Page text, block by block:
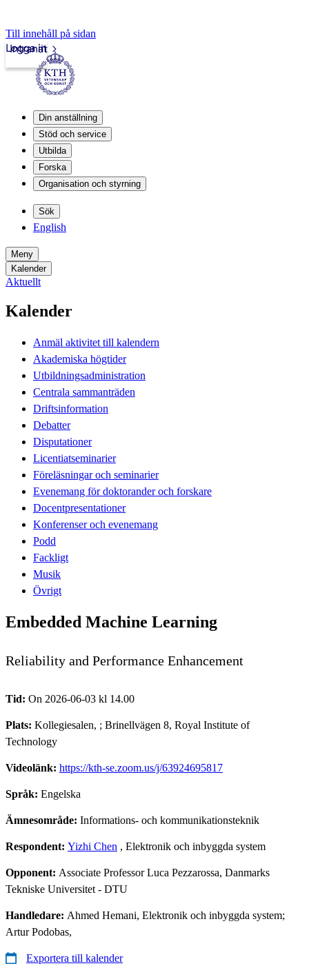
Till innehåll på sidan
Intranät
Logga in
Din anställning
Stöd och service
Utbilda
Forska
Organisation och styrning
Sök
English
Meny
Kalender
Aktuellt
Kalender
Anmäl aktivitet till kalendern
Akademiska högtider
Utbildningsadministration
Centrala sammanträden
Driftsinformation
Debatter
Disputationer
Licentiatseminarier
Föreläsningar och seminarier
Evenemang för doktorander och forskare
Docentpresentationer
Konferenser och evenemang
Podd
Fackligt
Musik
Övrigt
Embedded Machine Learning
Reliability and Performance Enhancement
Tid: On 2026-06-03 kl 14.00
Plats: Kollegiesalen, ; Brinellvägen 8, Royal Institute of
Technology
Videolänk: https://kth-se.zoom.us/j/63924695817
Språk: Engelska
Ämnesområde: Informations- och kommunikationsteknik
Respondent: Yizhi Chen , Elektronik och inbyggda system
Opponent: Associate Professor Luca Pezzarossa, Danmarks
Tekniske Universitet - DTU
Handledare: Ahmed Hemani, Elektronik och inbyggda system;
Artur Podobas,
Exportera till kalender